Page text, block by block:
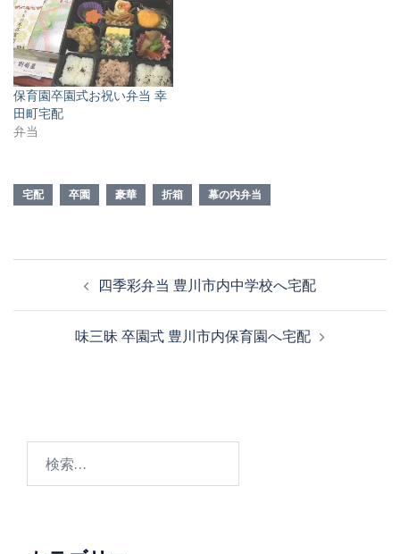
保育園卒園式お祝い弁当 幸
田町宅配
弁当
宅配 卒園 豪華 折箱 幕の内弁当
ナ
ョ
四季彩弁当 豊川市内中学校へ宅配
味三昧 卒園式 豊川市内保育園へ宅配